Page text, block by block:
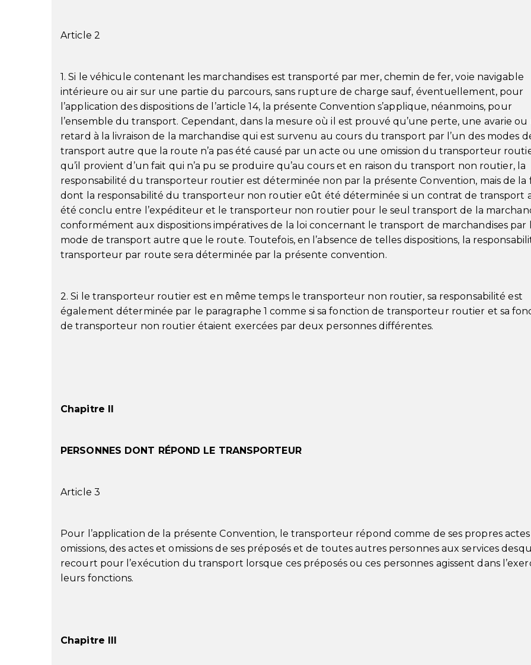
Article 2
1. Si le véhicule contenant les marchandises est transporté par mer, chemin de fer, voie navigable
intérieure ou air sur une partie du parcours, sans rupture de charge sauf, éventuellement, pour
l’application des dispositions de l’article 14, la présente Convention s’applique, néanmoins, pour
l’ensemble du transport. Cependant, dans la mesure où il est prouvé qu’une perte, une avarie ou
retard à la livraison de la marchandise qui est survenu au cours du transport par l’un des modes
transport autre que la route n’a pas été causé par un acte ou une omission du transporteur
qu’il provient d’un fait qui n’a pu se produire qu’au cours et en raison du transport non routier, la
responsabilité du transporteur routier est déterminée non par la présente Convention, mais de la
dont la responsabilité du transporteur non routier eût été déterminée si un contrat de transport
été conclu entre l’expéditeur et le transporteur non routier pour le seul transport de la
conformément aux dispositions impératives de la loi concernant le transport de marchandises par
mode de transport autre que le route. Toutefois, en l’absence de telles dispositions, la
transporteur par route sera déterminée par la présente convention.
2. Si le transporteur routier est en même temps le transporteur non routier, sa responsabilité est
également déterminée par le paragraphe 1 comme si sa fonction de transporteur routier et sa
de transporteur non routier étaient exercées par deux personnes différentes.
Chapitre II
PERSONNES DONT RÉPOND LE TRANSPORTEUR
Article 3
Pour l’application de la présente Convention, le transporteur répond comme de ses propres
omissions, des actes et omissions de ses préposés et de toutes autres personnes aux services
recourt pour l’exécution du transport lorsque ces préposés ou ces personnes agissent dans
leurs fonctions.
Chapitre III